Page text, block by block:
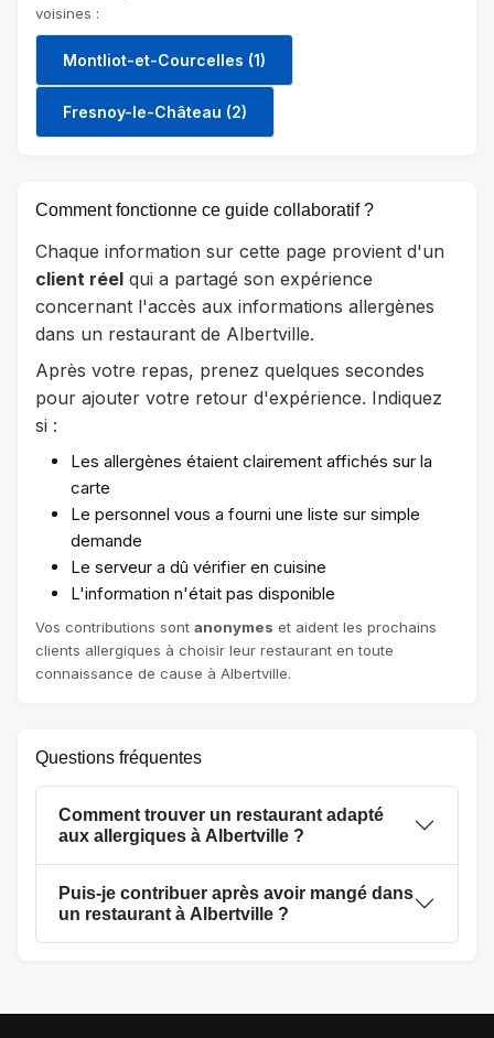
voisines :
Montliot-et-Courcelles (1)
Fresnoy-le-Château (2)
Comment fonctionne ce guide collaboratif ?
Chaque information sur cette page provient d'un
client réel qui a partagé son expérience
concernant l'accès aux informations allergènes
dans un restaurant de Albertville.
Après votre repas, prenez quelques secondes
pour ajouter votre retour d'expérience. Indiquez
si :
Les allergènes étaient clairement affichés sur la
carte
Le personnel vous a fourni une liste sur simple
demande
Le serveur a dû vérifier en cuisine
L'information n'était pas disponible
Vos contributions sont anonymes et aident les prochains
clients allergiques à choisir leur restaurant en toute
connaissance de cause à Albertville.
Questions fréquentes
Comment trouver un restaurant adapté
aux allergiques à Albertville ?
Puis-je contribuer après avoir mangé dans
un restaurant à Albertville ?